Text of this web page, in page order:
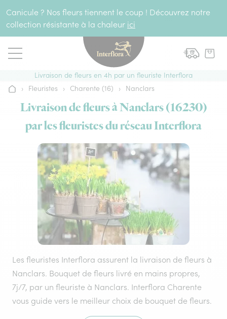
Canicule ? Nos fleurs tiennent le coup ! Découvrez notre
collection résistante à la chaleur ici
Livraison de fleurs en 4h par un fleuriste Interflora
Accueil
› Fleuristes › Charente (16) › Nanclars
Livraison de fleurs à Nanclars (16230)
par les fleuristes du réseau Interflora
Les fleuristes Interflora assurent la livraison de fleurs à
Nanclars. Bouquet de fleurs livré en mains propres,
7j/7, par un fleuriste à Nanclars. Interflora Charente
vous guide vers le meilleur choix de bouquet de fleurs.